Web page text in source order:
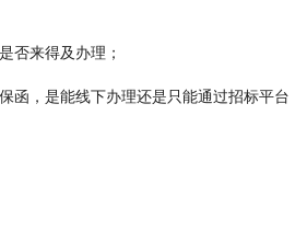
否来得及办理；
函，是能线下办理还是只能通过招标平台